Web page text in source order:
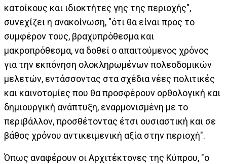
κατοίκους και ιδιοκτήτες γης της περιοχής",
συνεχίζει η ανακοίνωση, "ότι θα είναι προς το
συμφέρον τους, βραχυπρόθεσμα και
μακροπρόθεσμα, να δοθεί ο απαιτούμενος χρόνος
για την εκπόνηση ολοκληρωμένων πολεοδομικών
μελετών, εντάσσοντας στα σχέδια νέες πολιτικές
και καινοτομίες που θα προσφέρουν ορθολογική και
δημιουργική ανάπτυξη, εναρμονισμένη με το
περιβάλλον, προσθέτοντας έτσι ουσιαστική και σε
βάθος χρόνου αντικειμενική αξία στην περιοχή".
Όπως αναφέρουν οι Αρχιτέκτονες της Κύπρου, "ο